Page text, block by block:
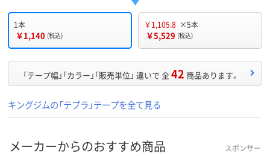
1本
￥1,140 (税込)
￥1,105.8 ×5本
￥5,529 (税込)
「テープ幅」「カラー」「販売単位」 違いで 全42 商品あります。
キングジムの「テプラ」テープを全て見る
メーカーからのおすすめ商品 スポンサー